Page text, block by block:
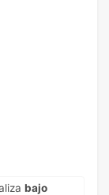
bajo